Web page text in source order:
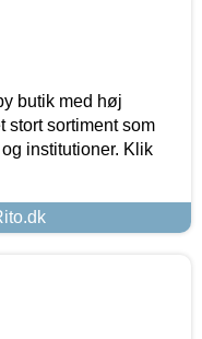
butik med høj
stort sortiment som
institutioner. Klik